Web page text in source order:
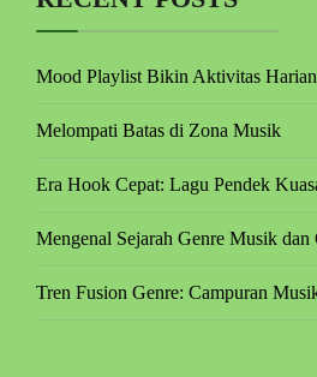
Mood Playlist Bikin Aktivitas
Melompati Batas di Zona Musik
Era Hook Cepat: Lagu Pendek
Mengenal Sejarah Genre Musik
Tren Fusion Genre: Campuran